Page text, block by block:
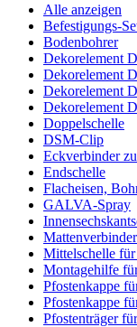
Alle anzeigen
Befestigungs-
Bodenbohrer
Dekorelement
Dekorelement
Dekorelement
Dekorelement
Doppelschelle
DSM-Clip
Eckverbinder
Endschelle
Flacheisen,
GALVA-Spray
Mittelschelle
Montagehilfe
Pfostenkappe
Pfostenkappe
Pfostenträger